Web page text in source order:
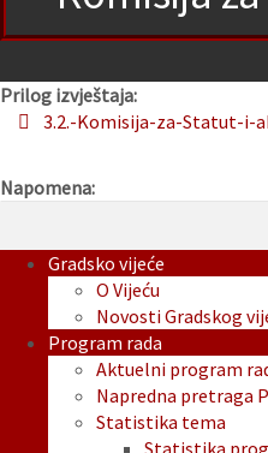
Prilog izvještaja:
3.2.-Komisija-za-Statut-i-
Napomena:
Gradsko vijeće
O Vijeću
Novosti Gradskog
Program rada
Aktuelni program
Napredna pretraga
Statistika tema